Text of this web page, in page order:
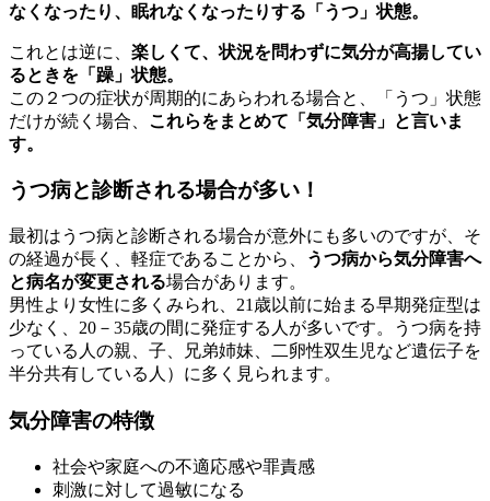
なくなったり、眠れなくなったりする「うつ」状態。
これとは逆に、 楽しくて、状況を問わずに気分が高揚してい
るときを「躁」状態。
この２つの症状が周期的にあらわれる場合と、「うつ」状態
だけが続く場合、 これらをまとめて「気分障害」と言いま
す。
うつ病と診断される場合が多い！
最初はうつ病と診断される場合が意外にも多いのですが、そ
の経過が長く、軽症であることから、
うつ病から気分障害へ
と病名が変更される場合があります。
男性より女性に多くみられ、21歳以前に始まる早期発症型は
少なく、20－35歳の間に発症する人が多いです。うつ病を持
っている人の親、子、兄弟姉妹、二卵性双生児など遺伝子を
半分共有している人）に多く見られます。
気分障害の特徴
社会や家庭への不適応感や罪責感
刺激に対して過敏になる